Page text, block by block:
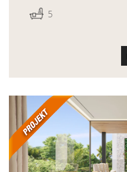
5